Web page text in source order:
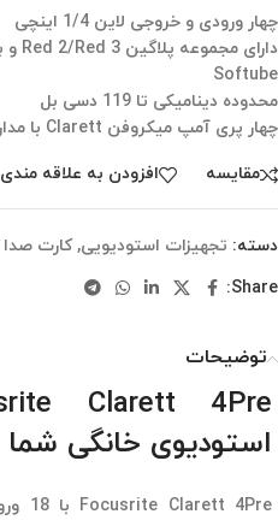
چهار ورودی و خروجی لاین 1/4 اینچی
Softube
محدوده دینامیکی تا 119 دسی بل
چهار پری آمپ میکروفن Clarett با مدار AIR
مقایسه افزودن به علاقه مندی
دسته: تجهیزات استودیویی, کارت صدا
Share:
توضیحات
استودیوی خانگی شما
Focusrite Clarett 4Pre با 18 ورودی و 8 خروجی یک